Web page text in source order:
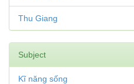
Thu Giang
Subject
Kĩ năng sống